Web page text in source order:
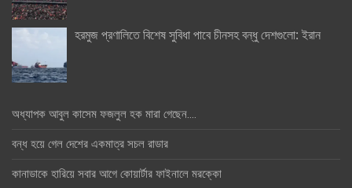
হরমুজ প্রণালিতে বিশেষ সুবিধা পাবে চীনসহ বন্ধু দেশগুলো: ইরান
অধ্যাপক আবুল কাসেম ফজলুল হক মারা গেছেন….
বন্ধ হয়ে গেল দেশের একমাত্র সচল রাডার
কানাডাকে হারিয়ে সবার আগে কোয়ার্টার ফাইনালে মরক্কো